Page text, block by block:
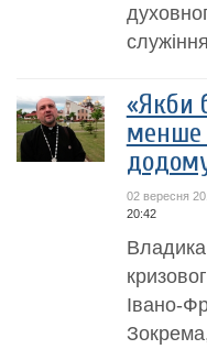
«Якби
менше
02 вересня
20:42
Івано-